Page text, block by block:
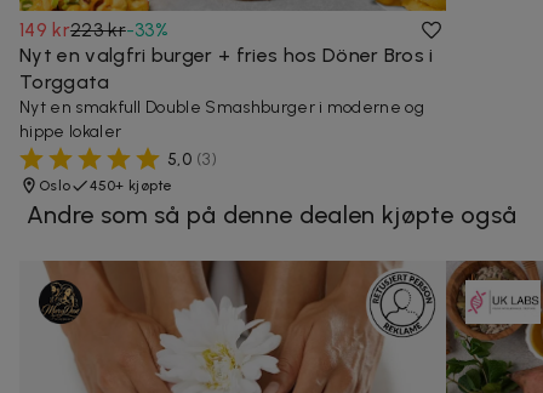
149 kr223 kr-33%
Nyt en valgfri burger + fries hos Döner Bros i
Torggata
Nyt en smakfull Double Smashburger i moderne og
hippe lokaler
5,0 (3)
Oslo 450+ kjøpte
Andre som så på denne dealen kjøpte også